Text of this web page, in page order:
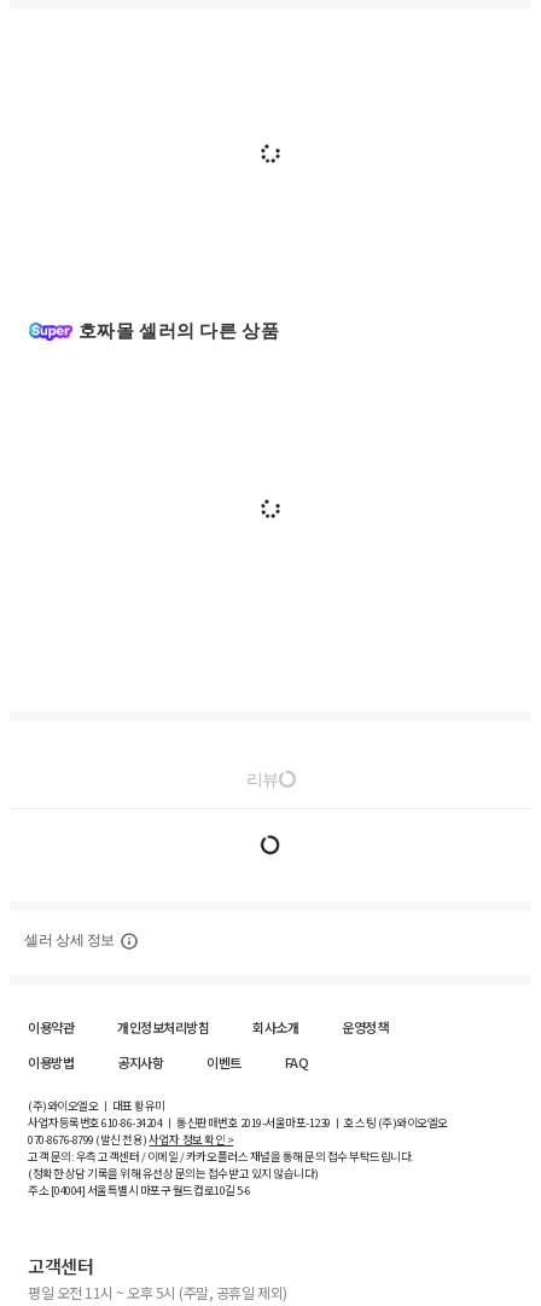
호짜몰 셀러의 다른 상품
리뷰
셀러 상세 정보
이용약관 개인정보처리방침 회사소개
운영정책
이용방법
공지사항 이벤트 FAQ
(주)와이오엘오 ㅣ 대표 황유미
사업자등록번호610-86-34204ㅣ 통신판매번호 2019-서울마포-1239 ㅣ 호스팅 (주)와이오엘오
070-8676-8799 (발신 전용)사업자 정보 확인 >
고객 문의: 우측 고객센터 / 이메일 / 카카오플러스 채널을 통해 문의 접수 부탁드립니다.
(정확한 상담 기록을 위해 유선상 문의는 접수받고 있지 않습니다)
주소 [04004] 서울특별시 마포구 월드컵로10길5-6
고객센터
평일 오전 11시 ~ 오후 5시 (주말, 공휴일 제외)